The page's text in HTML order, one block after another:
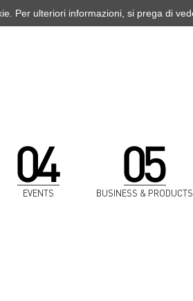
EVENTS BUSINESS & PRODUCTS
Per ulteriori informazioni, si prega di